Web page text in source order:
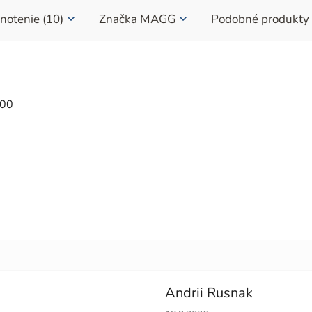
(10) Značka MAGG Podobné produkty
Andrii Rusnak